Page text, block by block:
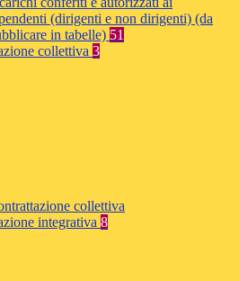
(dirigenti e non dirigenti) (da
in tabelle) 51
collettiva 3
collettiva
integrativa 8